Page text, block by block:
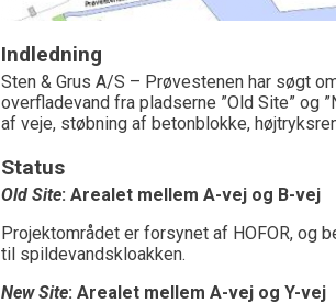
Indledning
Sten & Grus A/S – Prøvestenen har søgt
overfladevand fra pladserne ”Old Site” og
af veje, støbning af betonblokke,
Status
Old Site: Arealet mellem A-vej og B-vej
Projektområdet er forsynet af HOFOR, og
til spildevandskloakken.
New Site: Arealet mellem A-vej og Y-vej